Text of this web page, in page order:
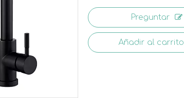
Preguntar
Añadir al carrito